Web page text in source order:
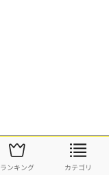
ランキング カテゴリ